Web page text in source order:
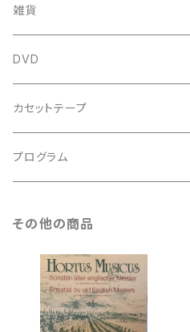
新古本
中古本
中古本
スコア
鍵盤用
古楽以外
スコア
古楽関係
古楽以外
雑貨
トートバッグ
バロック
ルネサンス
DVD
古楽
古楽以外
カセットテープ
古楽
プログラム
古楽以外
その他の商品